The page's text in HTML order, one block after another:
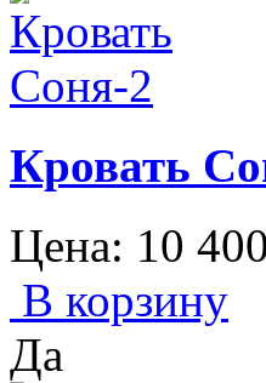
Кровать
Цена: 10 400
В корзину
Да